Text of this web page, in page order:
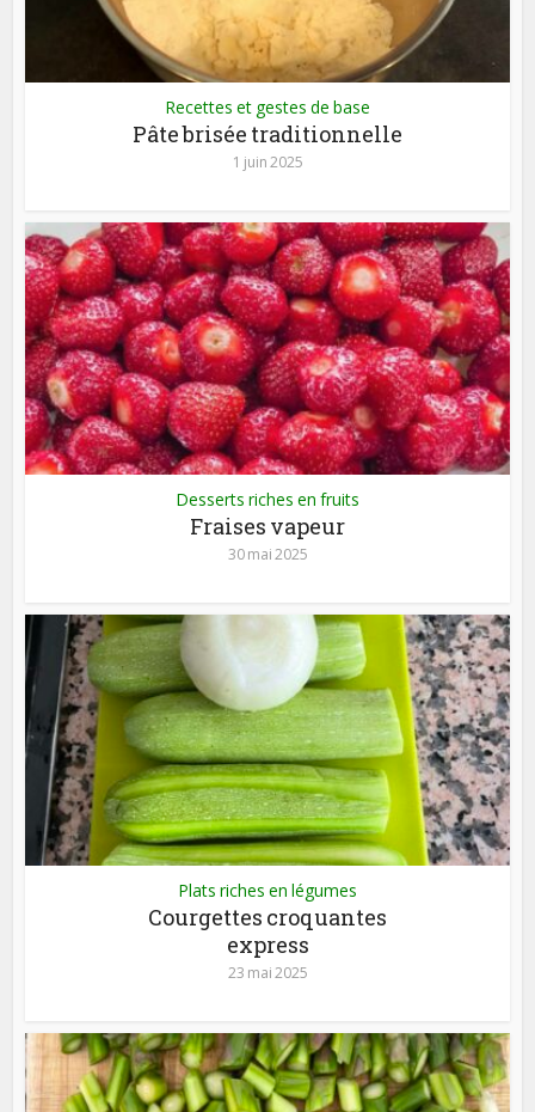
Recettes et gestes de base
Pâte brisée traditionnelle
1 juin 2025
Desserts riches en fruits
Fraises vapeur
30 mai 2025
Plats riches en légumes
Courgettes croquantes
express
23 mai 2025